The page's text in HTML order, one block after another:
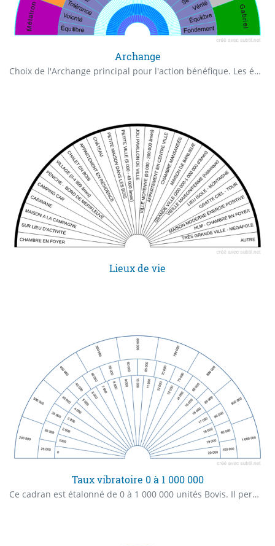
Archange
Choix de l'Archange principal pour l'action bénéfique. Les énergies célestes aussi appelées « Séphiroths » assurent une relation constante entre les hommes et Energie Divine . L'ordre céleste établi depuis la nuit des temps nous garanti un chemin de vie qui nous est propre. Nos anges gardiens ou compagnons de vie sont présents à chaque instant de notre existence.
Lieux de vie
Taux vibratoire 0 à 1 000 000
Ce cadran est étalonné de 0 à 1 000 000 unités Bovis. Il permet de connaître le taux vibratoire d'une personne, d'un lieu, etc..